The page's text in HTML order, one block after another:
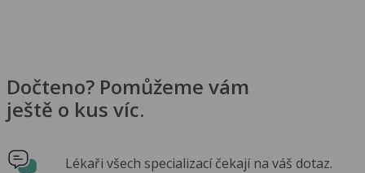
Dočteno? Pomůžeme vám
ještě o kus víc.
Lékaři všech specializací čekají na váš dotaz.